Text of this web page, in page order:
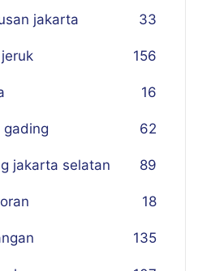
jakarta 33
156
16
gading 62
jakarta selatan 89
18
135